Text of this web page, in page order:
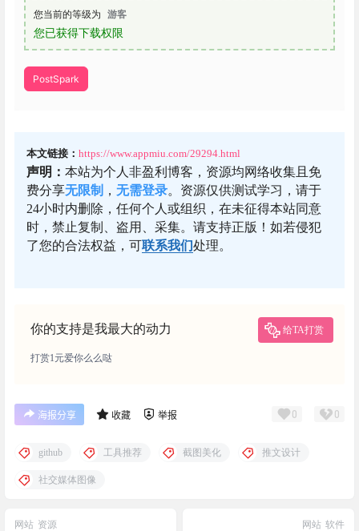
您当前的等级为 游客
您已获得下载权限
PostSpark
本文链接： https://www.appmiu.com/29294.html
声明： 本站为个人非盈利博客，资源均网络收集且免
费分享无限制 ， 无需登录。资源仅供测试学习，请于
24小时内删除，任何个人或组织，在未征得本站同意
时，禁止复制、盗用、采集。请支持正版！如若侵犯
了您的合法权益，可联系我们处理。
你的支持是我最大的动力 给TA打赏
打赏1元爱你么么哒
海报分享 收藏 举报 0 0
github 工具推荐 截图美化 推文设计
社交媒体图像
网站 资源 网站 软件